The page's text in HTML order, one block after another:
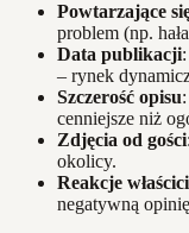
Powtarzające
problem (np.
Data publikacji
– rynek
Szczerość opisu
cenniejsze niż
Zdjęcia od gości
okolicy.
Reakcje
negatywną